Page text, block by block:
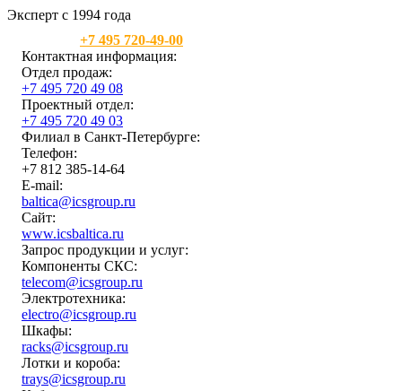
Эксперт с 1994 года
+7 495 720-49-00
Контактная информация:
Отдел продаж:
+7 495 720 49 08
Проектный отдел:
+7 495 720 49 03
Филиал в Санкт-Петербурге:
Телефон:
+7 812 385-14-64
E-mail:
baltica@icsgroup.ru
Сайт:
www.icsbaltica.ru
Запрос продукции и услуг:
Компоненты СКС:
telecom@icsgroup.ru
Электротехника:
electro@icsgroup.ru
Шкафы:
racks@icsgroup.ru
Лотки и короба:
trays@icsgroup.ru